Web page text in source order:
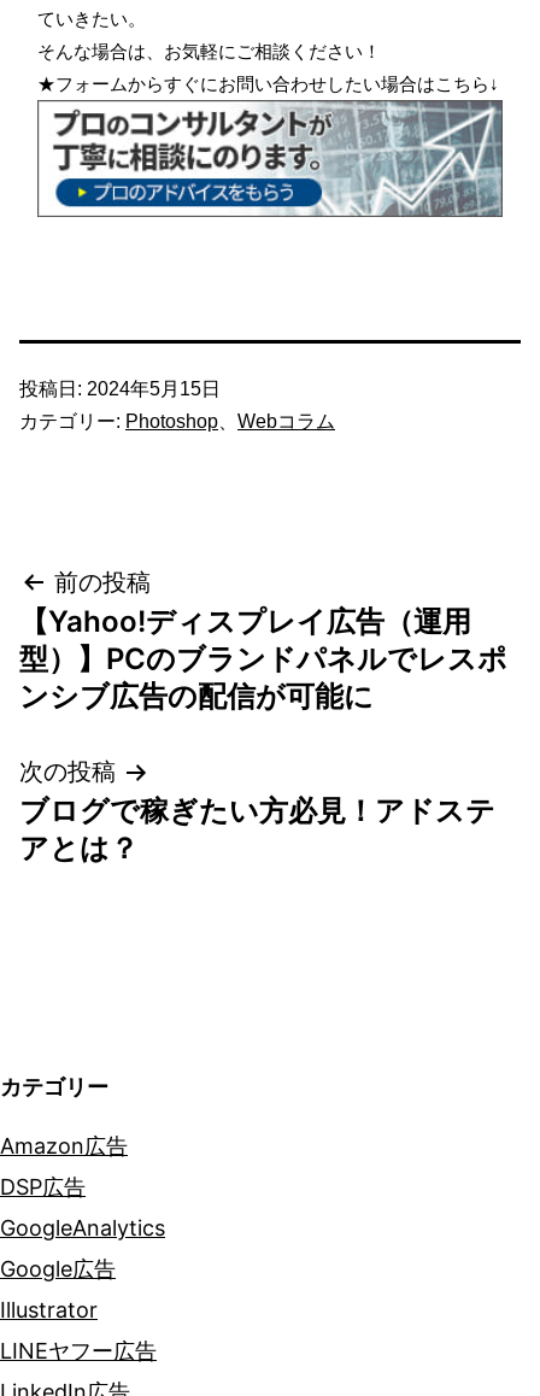
ていきたい。
そんな場合は、お気軽にご相談ください！
★フォームからすぐにお問い合わせしたい場合はこちら↓
投稿日: 2024年5月15日
カテゴリー: Photoshop Webコラム
投
稿
ナ
ビ
ゲ
ー
前の投稿
【Yahoo!ディスプレイ広告（運用
型）】PCのブランドパネルでレスポ
ンシブ広告の配信が可能に
次の投稿
ブログで稼ぎたい方必見！アドステ
アとは？
カテゴリー
Amazon広告
DSP広告
GoogleAnalytics
Google広告
Illustrator
LINEヤフー広告